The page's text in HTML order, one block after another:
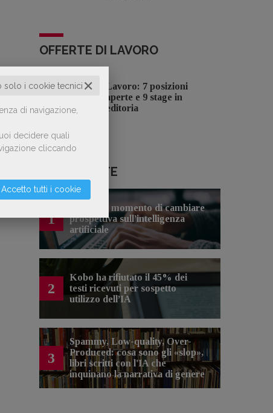
✕
solo i cookie tecnici
di navigazione,
decidere quali
cliccando
Accetto tutti i cookie
OFFERTE DI LAVORO
Lavoro: 7 posizioni
aperte e 9 stage in
editoria
LE PIÙ LETTE
1
Forse è il momento di cambiare
prospettiva sull’intelligenza
artificiale
2
Kobo ha rifiutato il 45% dei
testi ricevuti per sospetto
utilizzo dell’IA
3
Spammy, Low-quality, Over-
Produced: cosa sono gli «slop»,
libri scritti con l'IA che
inquinano la narrativa di genere